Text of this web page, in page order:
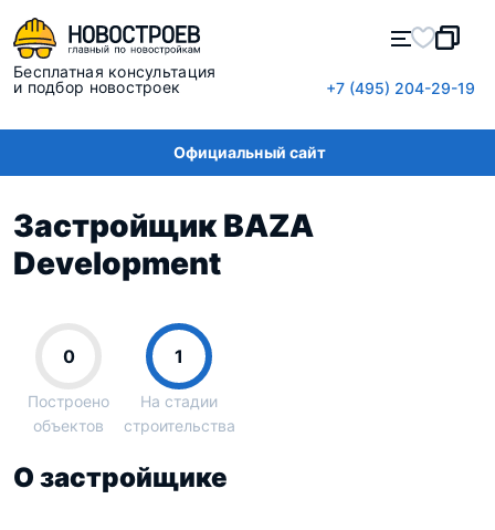
Бесплатная консультация
и подбор новостроек
+7 (495) 204-29-19
Официальный сайт
Застройщик BAZA
Development
0
Построено
объектов
1
На стадии
строительства
О застройщике